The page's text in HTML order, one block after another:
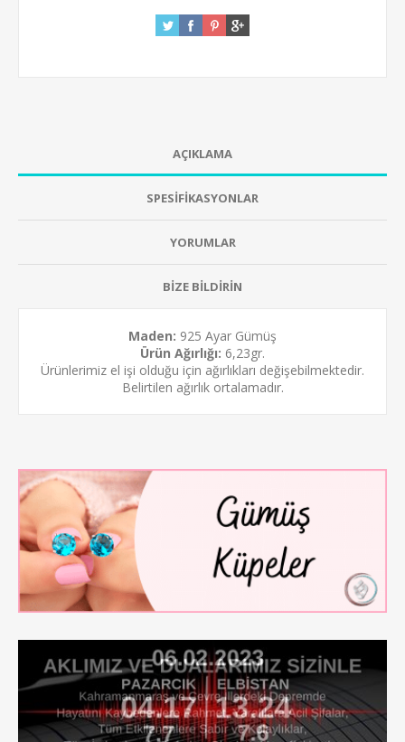
AÇIKLAMA
SPESİFİKASYONLAR
YORUMLAR
BİZE BİLDİRİN
Maden: 925 Ayar Gümüş
Ürün Ağırlığı: 6,23gr.
Ürünlerimiz el işi olduğu için ağırlıkları değişebilmektedir.
Belirtilen ağırlık ortalamadır.